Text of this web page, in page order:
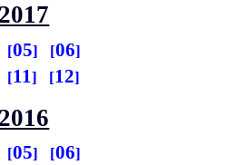
2017
05
06
11 12
2016
05
06